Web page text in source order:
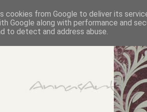
cookies from Google to deliver its
Google along with performance and
to detect and address abuse.